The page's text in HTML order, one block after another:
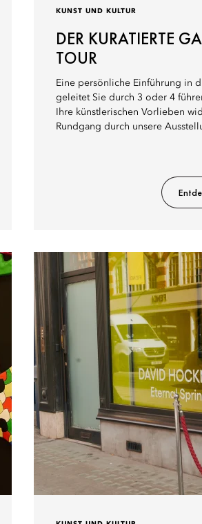
KUNST UND KULTUR
DER KURATIERTE
TOUR
Eine persönliche Einführung in
geleitet Sie durch 3 oder 4
Ihre künstlerischen Vorlieben
Rundgang durch unsere